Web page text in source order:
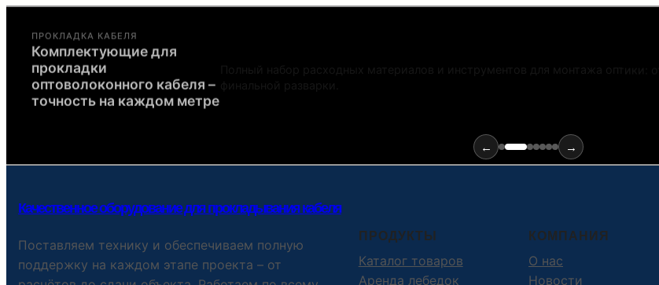
ПРОКЛАДКА КАБЕЛЯ
Комплектующие для
прокладки
оптоволоконного кабеля –
точность на каждом метре
← →
Качественное оборудование для прокладывания кабеля
Поставляем технику и обеспечиваем полную
поддержку на каждом этапе проекта – от
ПРОДУКТЫ
Каталог товаров
Аренда лебедок
КОМПАНИЯ
О нас
Новости